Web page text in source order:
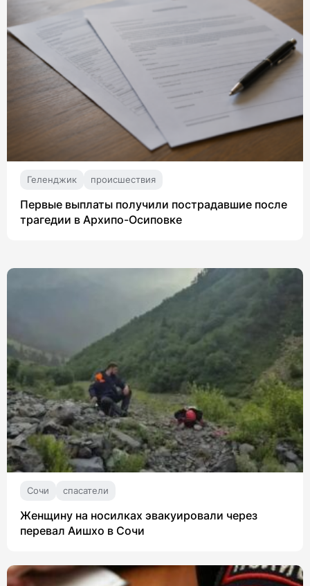
Геленджик происшествия
Первые выплаты получили пострадавшие после
трагедии в Архипо-Осиповке
Сочи спасатели
Женщину на носилках эвакуировали через
перевал Аишхо в Сочи